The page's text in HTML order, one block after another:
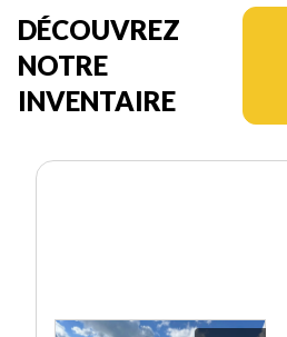
DÉCOUVREZ
NOTRE
INVENTAIRE